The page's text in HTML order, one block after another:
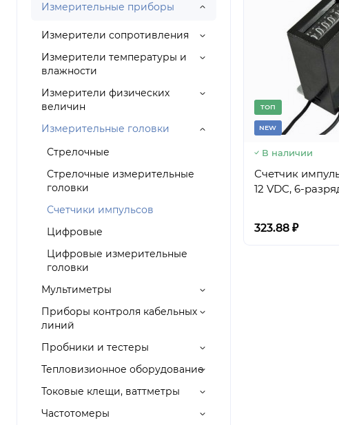
Измерительные приборы
Измерители сопротивления
Измерители температуры и
влажности
Измерители физических
величин
Измерительные головки
Стрелочные
Стрелочные измерительные
головки
Счетчики импульсов
Цифровые
Цифровые измерительные
головки
Мультиметры
Приборы контроля кабельных
линий
Пробники и тестеры
Тепловизионное оборудование
Токовые клещи, ваттметры
Частотомеры
TОП
NEW
В наличии
Счетчик
12 VDC, 6-
323.88 ₽